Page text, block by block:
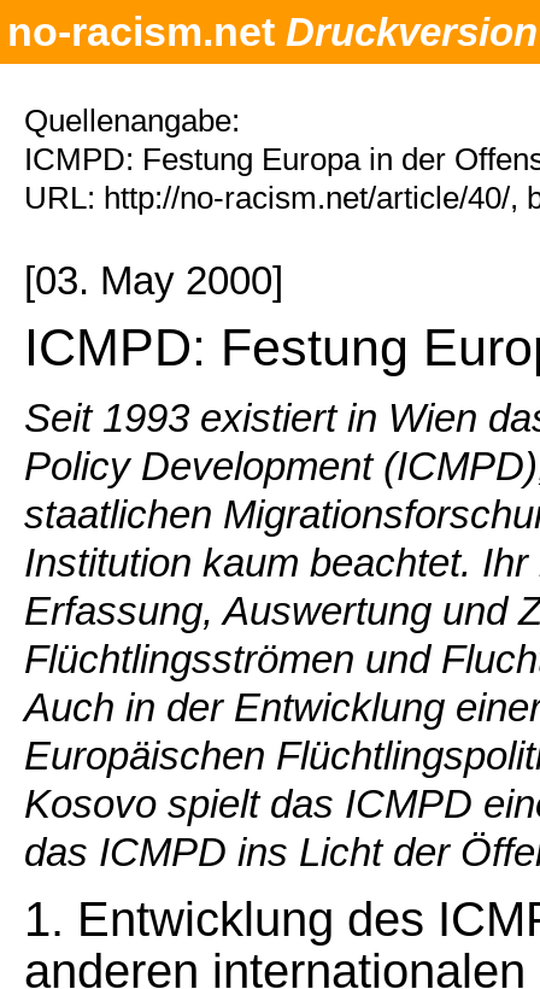
no-racism.net Druckversion
Quellenangabe:
ICMPD: Festung Europa in der
URL: http://no-racism.net/article/40/,
[03. May 2000]
ICMPD: Festung
Seit 1993 existiert in Wien
Policy Development
staatlichen
Institution kaum beachtet.
Erfassung, Auswertung und
Flüchtlingsströmen und
Auch in der Entwicklung
Europäischen
Kosovo spielt das ICMPD
das ICMPD ins Licht der
1. Entwicklung des
anderen